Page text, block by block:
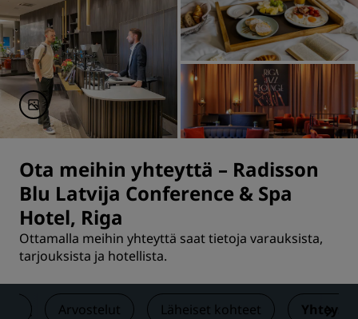
Ota meihin yhteyttä – Radisson
Blu Latvija Conference & Spa
Hotel, Riga
Ottamalla meihin yhteyttä saat tietoja varauksista,
tarjouksista ja hotellista.
Arvostelut Läheiset kohteet